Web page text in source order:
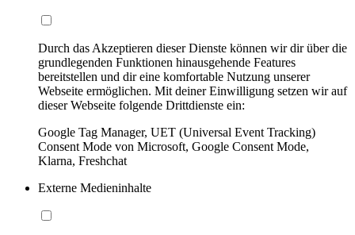
Durch das Akzeptieren dieser Dienste können wir dir über die
grundlegenden Funktionen hinausgehende Features
bereitstellen und dir eine komfortable Nutzung unserer
Webseite ermöglichen. Mit deiner Einwilligung setzen wir auf
dieser Webseite folgende Drittdienste ein:
Google Tag Manager, UET (Universal Event Tracking)
Consent Mode von Microsoft, Google Consent Mode,
Klarna, Freshchat
Externe Medieninhalte